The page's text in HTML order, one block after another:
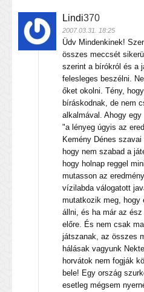
Lindi370
2007.03.31. 18:25
Üdv Mindenkinek!
összes meccsét
szerint a bírókról és a
felesleges beszélni.
őket okolni. Tény,
bíráskodnak, de nem
alkalmával. Ahogy
"a lényeg úgyis az
Kemény Dénes
hogy nem szabad a
hogy holnap reggel
mutasson az
vízilabda válogatott
mutatkozik meg, hogy
állni, és ha már az
előre. És nem csak
játszanak, az összes
hálásak vagyunk
horvátok nem fogják
bele! Egy ország
esetleg mégsem